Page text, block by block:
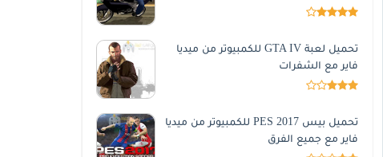
تحميل لعبة GTA IV للكمبيوتر من ميديا
فاير مع الشفرات
تحميل بيس 2017 PES للكمبيوتر من ميديا
فاير مع جميع الفرق